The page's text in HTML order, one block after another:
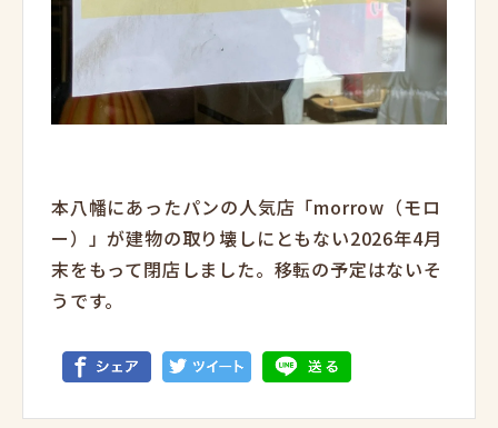
本八幡にあったパンの人気店「morrow（モロ
ー）」が建物の取り壊しにともない2026年4月
末をもって閉店しました。移転の予定はないそ
うです。